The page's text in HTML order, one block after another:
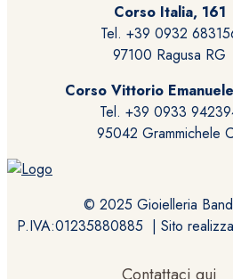
Corso Italia, 161
Tel. +39 0932
97100 Ragusa RG
Corso Vittorio
Tel. +39 0933
95042 Grammichele
© 2025 Gioielleria
P.IVA:01235880885 | Sito
Contattaci qui